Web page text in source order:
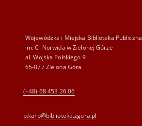
Wojewódzka i Miejska Biblioteka Publiczna
im. C. Norwida w Zielonej Górze
al. Wojska Polskiego 9
65-077 Zielona Góra
(+48) 68 453 26 06
p.karp@biblioteka.zgora.pl